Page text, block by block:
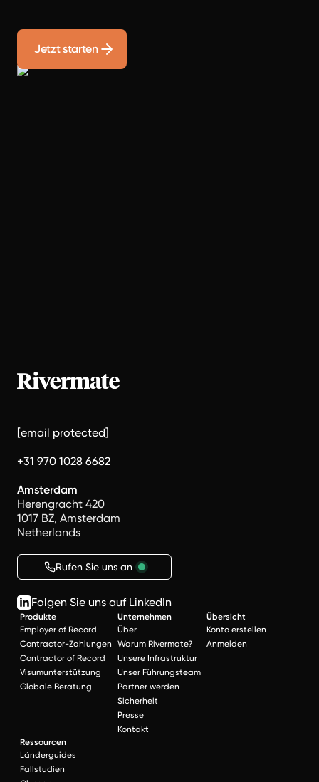
Jetzt starten
[email protected]
+31 970 1028 6682
Amsterdam
Herengracht 420
1017 BZ, Amsterdam
Netherlands
Rufen Sie uns an
Folgen Sie uns auf LinkedIn
Produkte
Employer of Record
Contractor-Zahlungen
Contractor of Record
Visumunterstützung
Globale Beratung
Unternehmen
Über
Warum Rivermate?
Unsere Infrastruktur
Unser Führungsteam
Partner werden
Sicherheit
Presse
Kontakt
Übersicht
Konto erstellen
Anmelden
Ressourcen
Länderguides
Fallstudien